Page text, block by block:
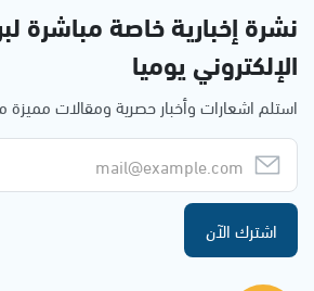
نشرة إخبارية خاصة مباشرة
الإلكتروني يوميا
استلم اشعارات وأخبار حصرية ومقالات
اشترك الآن